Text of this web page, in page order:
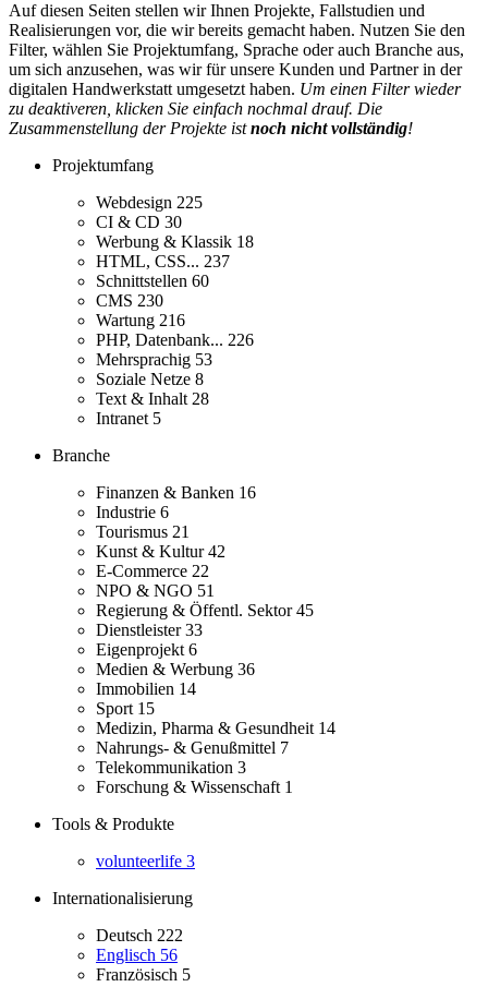
Auf diesen Seiten stellen wir Ihnen Projekte, Fallstudien und
Realisierungen vor, die wir bereits gemacht haben. Nutzen Sie den
Filter, wählen Sie Projektumfang, Sprache oder auch Branche aus,
um sich anzusehen, was wir für unsere Kunden und Partner in der
digitalen Handwerkstatt umgesetzt haben. Um einen Filter wieder
zu deaktiveren, klicken Sie einfach nochmal drauf. Die
Zusammenstellung der Projekte istnoch nicht vollständig!
Projektumfang
Webdesign 225
CI & CD 30
Werbung & Klassik 18
HTML, CSS... 237
Schnittstellen 60
CMS 230
Wartung 216
PHP, Datenbank... 226
Mehrsprachig 53
Soziale Netze 8
Text & Inhalt 28
Intranet 5
Branche
Finanzen & Banken 16
Industrie 6
Tourismus 21
Kunst & Kultur42
E-Commerce 22
NPO & NGO 51
Regierung & Öffentl. Sektor45
Dienstleister33
Eigenprojekt 6
Medien & Werbung 36
Immobilien 14
Sport 15
Medizin, Pharma & Gesundheit 14
Nahrungs- & Genußmittel 7
Telekommunikation 3
Forschung & Wissenschaft 1
Tools & Produkte
volunteerlife 3
Internationalisierung
Deutsch 222
Englisch 56
Französisch 5